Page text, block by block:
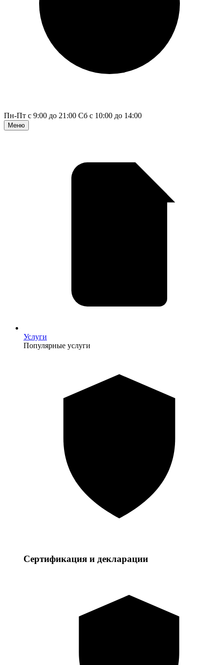
Пн-Пт с 9:00 до 21:00 Сб с 10:00 до 14:00
Меню
Услуги
Популярные услуги
Сертификация и декларации